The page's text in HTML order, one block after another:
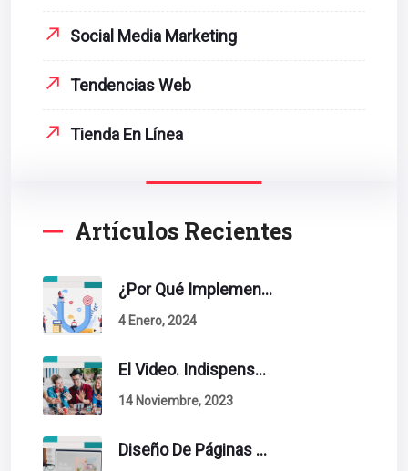
Social Media Marketing
Tendencias Web
Tienda En Línea
Artículos Recientes
¿Por Qué Implementar La Metodología Inbound Marketing En Tu Empresa?
4 Enero, 2024
El Video. Indispensable En Tu Estrategia De Contenidos.
14 Noviembre, 2023
Diseño De Páginas Web. Esto Debe Tener Un Sitio Exitoso.